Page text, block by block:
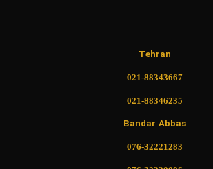
Tehran
021-88343667
021-88346235
Bandar Abbas
076-32221283